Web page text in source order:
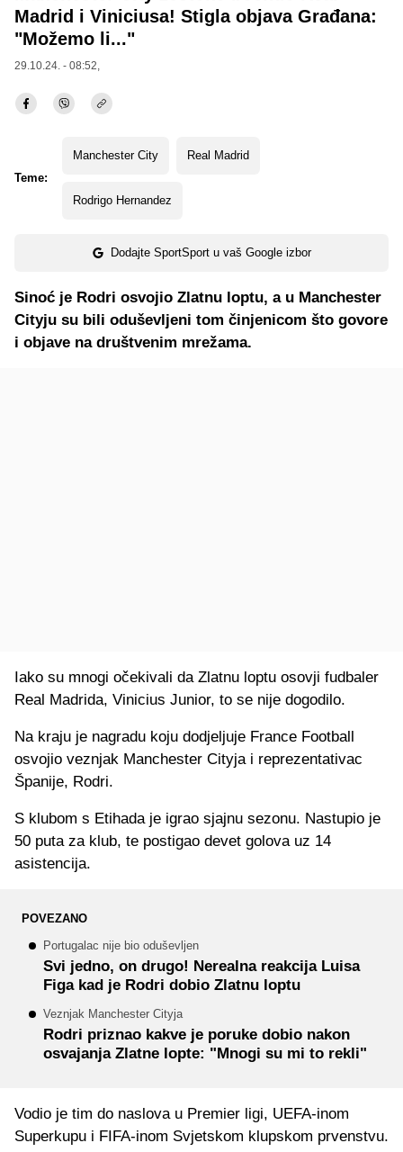
Madrid i Viniciusa! Stigla objava Građana:
"Možemo li..."
29.10.24. - 08:52,
Teme:
Manchester City Real Madrid
Rodrigo Hernandez
Dodajte SportSport u vaš Google izbor
Sinoć je Rodri osvojio Zlatnu loptu, a u Manchester
Cityju su bili oduševljeni tom činjenicom što govore
i objave na društvenim mrežama.
Iako su mnogi očekivali da Zlatnu loptu osovji fudbaler
Real Madrida, Vinicius Junior, to se nije dogodilo.
Na kraju je nagradu koju dodjeljuje France Football
osvojio veznjak Manchester Cityja i reprezentativac
Španije, Rodri.
S klubom s Etihada je igrao sjajnu sezonu. Nastupio je
50 puta za klub, te postigao devet golova uz 14
asistencija.
POVEZANO
Portugalac nije bio oduševljen
Svi jedno, on drugo! Nerealna reakcija Luisa
Figa kad je Rodri dobio Zlatnu loptu
Veznjak Manchester Cityja
Rodri priznao kakve je poruke dobio nakon
osvajanja Zlatne lopte: "Mnogi su mi to rekli"
Vodio je tim do naslova u Premier ligi, UEFA-inom
Superkupu i FIFA-inom Svjetskom klupskom prvenstvu.